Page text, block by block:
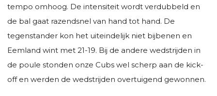
tempo omhoog. De intensiteit wordt verdubbeld en
de bal gaat razendsnel van hand tot hand. De
tegenstander kon het uiteindelijk niet bijbenen en
Eemland wint met 21-19. Bij de andere wedstrijden in
de poule stonden onze Cubs wel scherp aan de kick-
off en werden de wedstrijden overtuigend gewonnen.